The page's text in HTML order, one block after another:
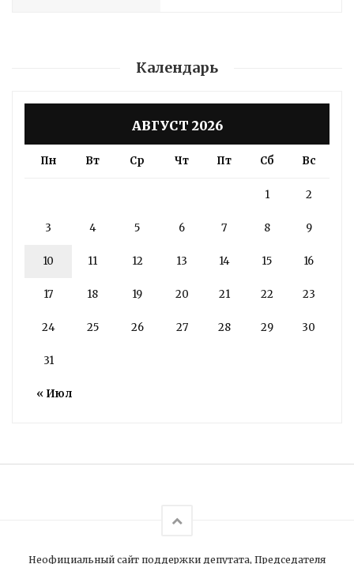
Календарь
АВГУСТ 2026
Пн Вт Ср Чт Пт Сб Вс
« Июл
1 2
3 4 5 6 7 8 9
10 11 12 13 14 15 16
17 18 19 20 21 22 23
24 25 26 27 28 29 30
31
Неофициальный сайт поддержки депутата, Председателя